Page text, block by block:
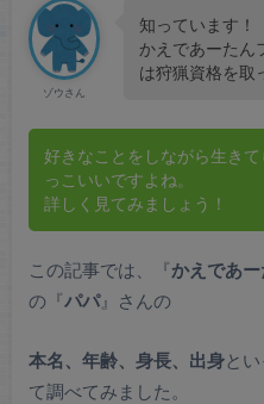
ゾウさん
知っています！
かえであーたん
は狩猟資格を取
好きなことをしながら生き
っこいいですよね。
詳しく見てみましょう！
この記事では、『かえであ
の『パパ』さんの
本名、年齢、身長、出身と
て調べてみました。